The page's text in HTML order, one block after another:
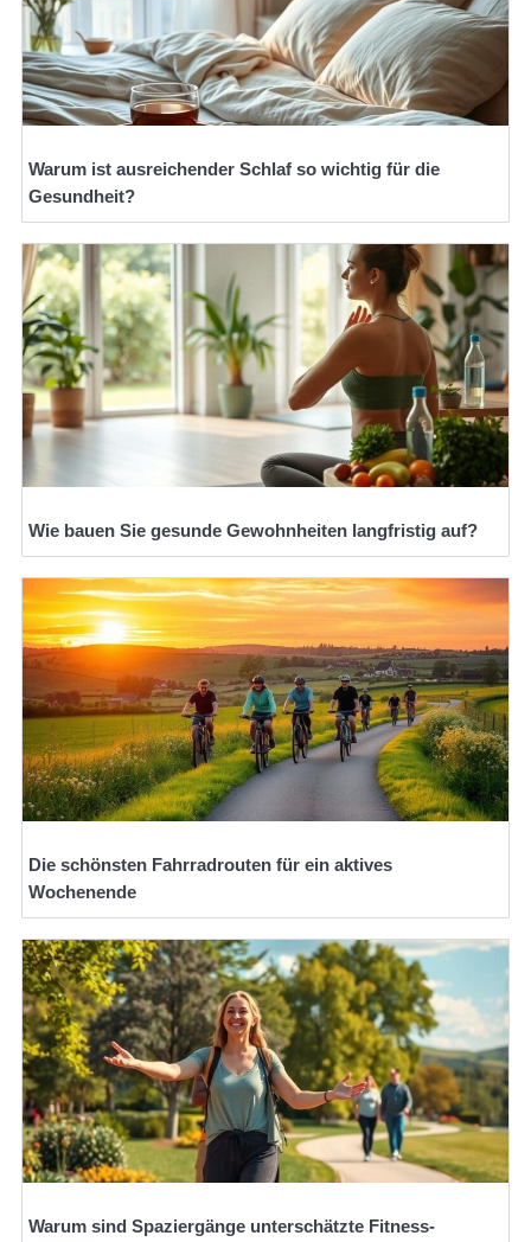
Warum ist ausreichender Schlaf so wichtig für die
Gesundheit?
Wie bauen Sie gesunde Gewohnheiten langfristig auf?
Die schönsten Fahrradrouten für ein aktives
Wochenende
Warum sind Spaziergänge unterschätzte Fitness-